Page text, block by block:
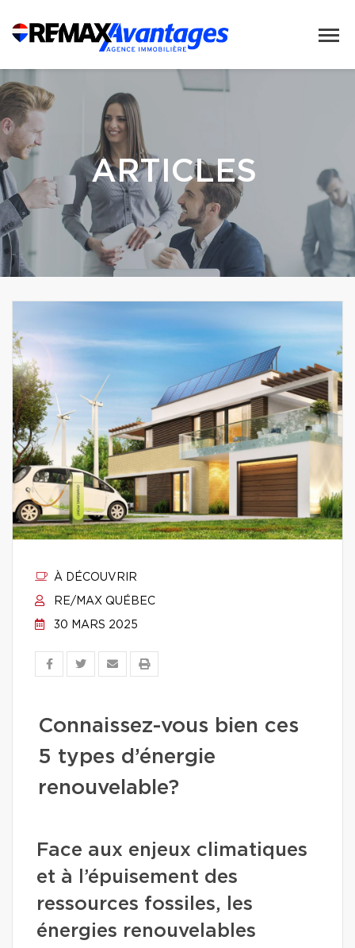
ARTICLES
À DÉCOUVRIR
RE/MAX QUÉBEC
30 MARS 2025
Connaissez-vous bien ces
5 types d’énergie
renouvelable?
Face aux enjeux climatiques
et à l’épuisement des
ressources fossiles, les
énergies renouvelables